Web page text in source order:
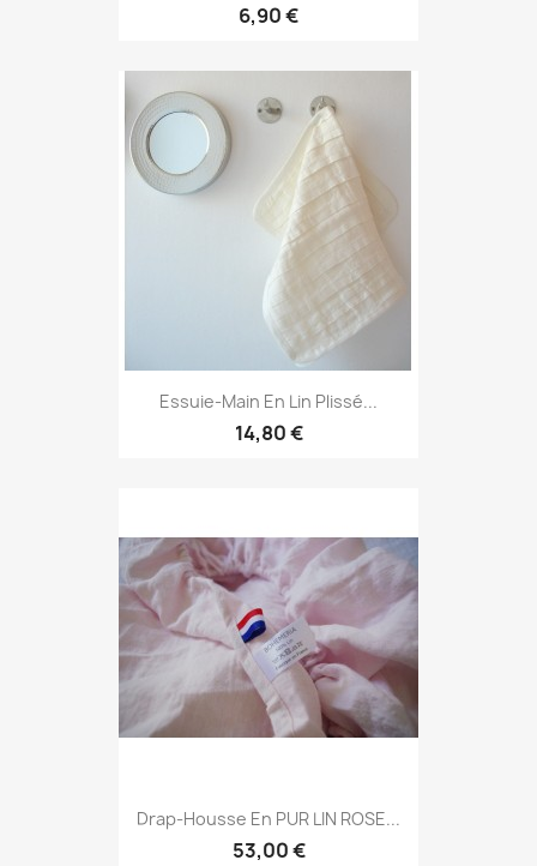
6,90 €
Essuie-Main En Lin Plissé...
14,80 €
Drap-Housse En PUR LIN ROSE...
53,00 €